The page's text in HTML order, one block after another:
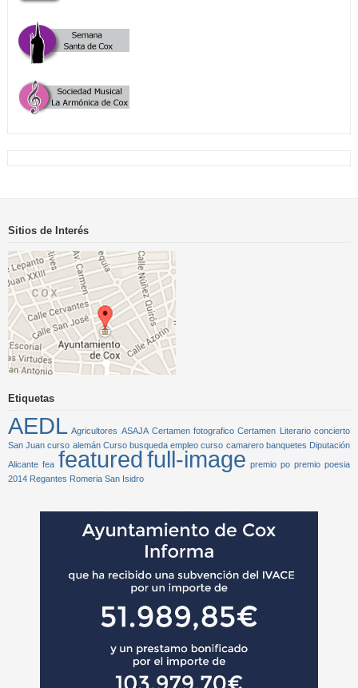
Sitios de Interés
Etiquetas
AEDL Agricultores ASAJA Certamen fotografico Certamen Literario concierto
San Juan curso alemán Curso busqueda empleo curso camarero banquetes Diputación
Alicante fea featuredfull-image premio po premio poesia
2014 Regantes Romeria San Isidro